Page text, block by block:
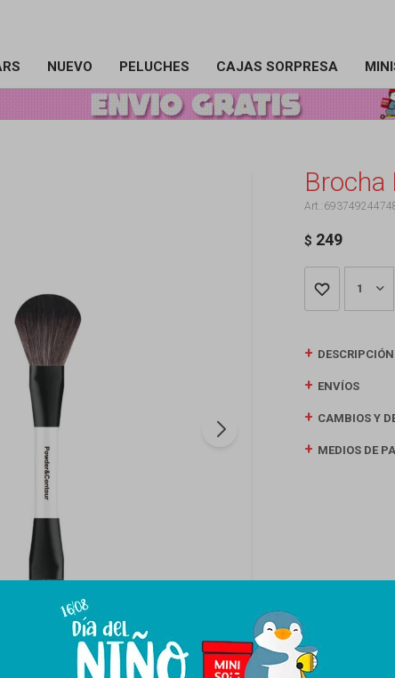
NUEVO PELUCHES CAJAS SORPRESA
Brocha
$ 249
1
DESCRIPCIÓN
ENVÍOS
CAMBIOS Y
MEDIOS DE